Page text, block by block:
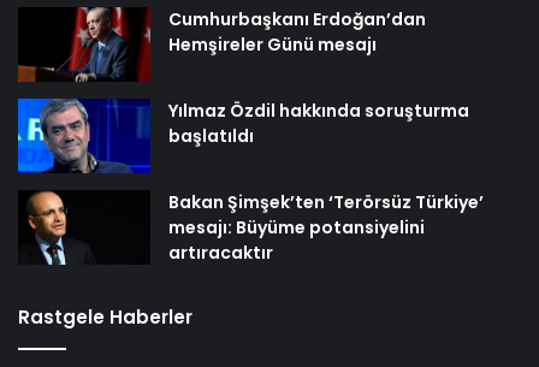
Cumhurbaşkanı Erdoğan’dan
Hemşireler Günü mesajı
Yılmaz Özdil hakkında soruşturma
başlatıldı
Bakan Şimşek’ten ‘Terörsüz Türkiye’
mesajı: Büyüme potansiyelini
artıracaktır
Rastgele Haberler